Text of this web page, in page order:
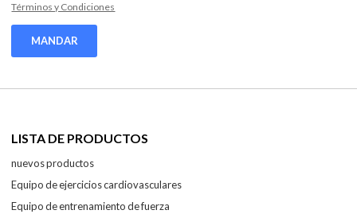
Términos y Condiciones
MANDAR
LISTA DE PRODUCTOS
nuevos productos
Equipo de ejercicios cardiovasculares
Equipo de entrenamiento de fuerza